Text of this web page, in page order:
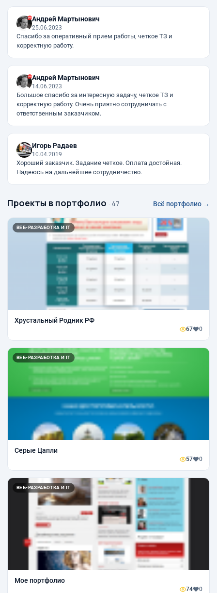
Андрей Мартынович
25.06.2023
Спасибо за оперативный прием работы, четкое ТЗ и
корректную работу.
Андрей Мартынович
14.06.2023
Большое спасибо за интересную задачу, четкое ТЗ и
корректную работу. Очень приятно сотрудничать с
ответственным заказчиком.
Игорь Радаев
10.04.2019
Хороший заказчик. Задание четкое. Оплата достойная.
Надеюсь на дальнейшее сотрудничество.
Проекты в портфолио · 47 Всё портфолио →
ВЕБ-РАЗРАБОТКА И IT
Хрустальный Родник РФ
67 0
ВЕБ-РАЗРАБОТКА И IT
Серые Цапли
57 0
ВЕБ-РАЗРАБОТКА И IT
Мое портфолио
74 0